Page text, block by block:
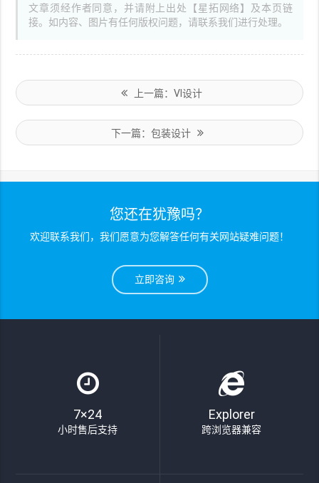
文章须经作者同意，并请附上出处【星拓网络】及本页链
接。如内容、图片有任何版权问题，请联系我们进行处理。
上一篇：VI设计
下一篇：包装设计
您还在犹豫吗？
欢迎联系我们，我们愿意为您解答任何有关网站疑难问题！
立即咨询
7×24
小时售后支持
Explorer
跨浏览器兼容